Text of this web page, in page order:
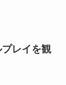
プレイを観